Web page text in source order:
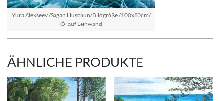
Yura Alekseev /Sagan Huschun/Bildgröße /100x80cm/
Öl auf Leinwand
ÄHNLICHE PRODUKTE